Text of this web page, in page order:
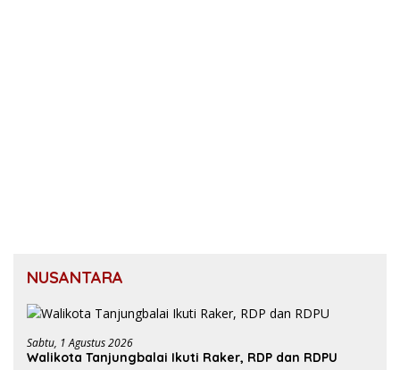
NUSANTARA
Sabtu, 1 Agustus 2026
Walikota Tanjungbalai Ikuti Raker, RDP dan RDPU